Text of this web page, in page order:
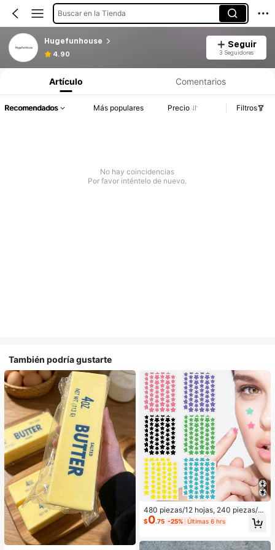
Buscar en la Tienda
Hugefunhouse
4.90
Seguir
3 Seguidores
Artículo Comentarios
Recomendados Más populares Precio Filtros
No hay coincidencias
Por favor inténtelo de nuevo.
También podría gustarte
480 piezas/12 hojas, 240 piezas/6
hojas, 40 piezas/1 hoja, Pegatinas
de estrellas para la cara, Pegatinas
as decorativas de Navidad, Pegatin
$0.75 -25% Últimas 6 hrs